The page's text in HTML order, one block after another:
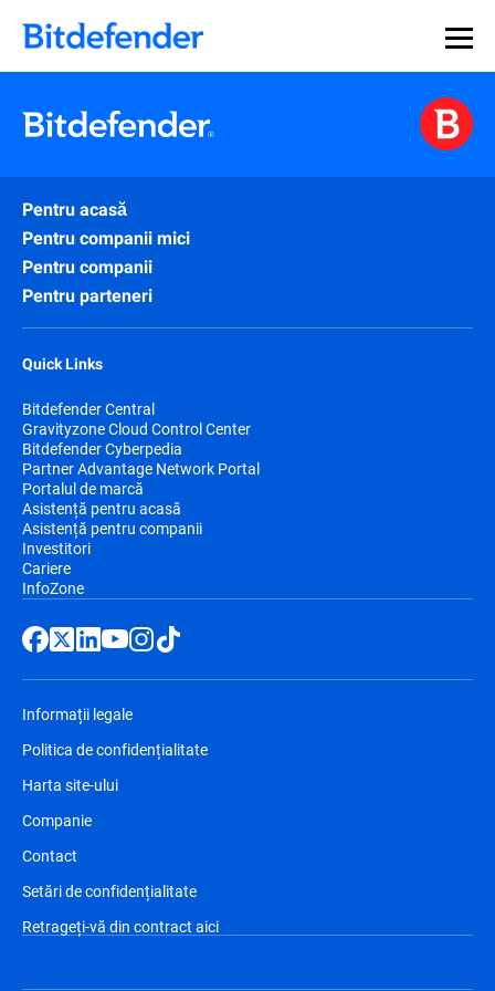
Pentru acasă
Pentru companii mici
Pentru companii
Pentru parteneri
Quick Links
Bitdefender Central
Gravityzone Cloud Control Center
Bitdefender Cyberpedia
Partner Advantage Network Portal
Portalul de marcă
Asistență pentru acasă
Asistență pentru companii
Investitori
Cariere
InfoZone
Informații legale
Politica de confidențialitate
Harta site-ului
Companie
Contact
Setări de confidențialitate
Retrageți-vă din contract aici